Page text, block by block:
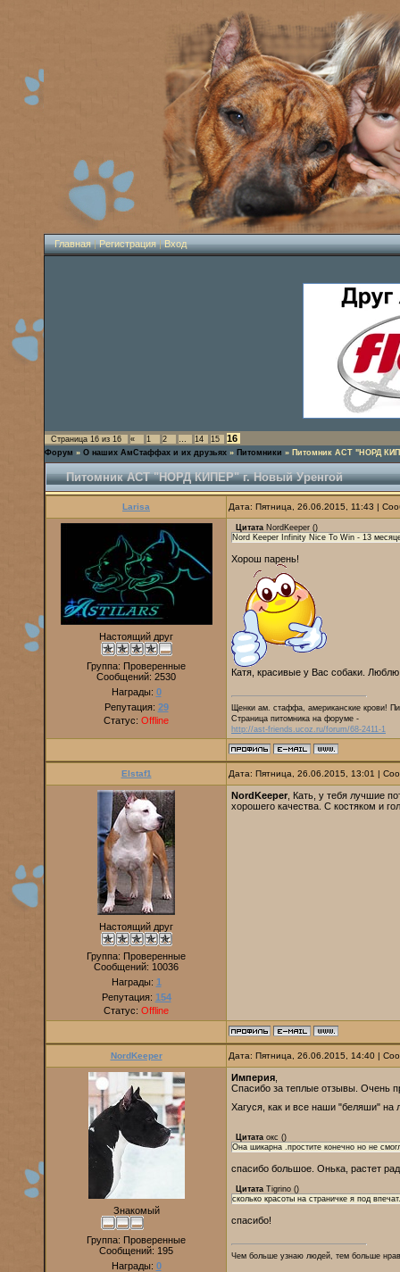
Главная|Регистрация|Вход
Страница 16 из 16 « 1 2 … 14 15 16
Форум » О наших АмСтаффах и их друзьях » Питомники » Питомник АСТ "НОРД
Питомник АСТ "НОРД КИПЕР" г. Новый Уренгой
Larisa Дата: Пятница, 26.06.2015, 11:43 |
Настоящий друг
Группа: Проверенные
Сообщений: 2530
Награды: 0
Репутация: 29
Статус: Offline
Цитата NordKeeper ()
Nord Keeper Infinity Nice To Win - 13
Хорош парень!
Катя, красивые у Вас собаки.
Щенки ам. стаффа, американские крови!
Страница питомника на форуме -
http://ast-friends.ucoz.ru/forum/68-2411-1
Elstaf1 Дата: Пятница, 26.06.2015, 13:01 |
Настоящий друг
Группа: Проверенные
Сообщений: 10036
Награды: 1
Репутация: 154
Статус: Offline
NordKeeper , Кать, у тебя лучшие
хорошего качества. С костяком и
NordKeeper Дата: Пятница, 26.06.2015, 14:40 |
Знакомый
Группа: Проверенные
Сообщений: 195
Награды: 0
Империя
Спасибо за теплые отзывы. Очень
Хагуся, как и все наши "беляши" на
Цитата окс ()
Она шикарна .простите конечно но не
спасибо большое. Онька, растет
Цитата Tigrino ()
сколько красоты на страничке я под
спасибо!
Чем больше узнаю людей, тем больше